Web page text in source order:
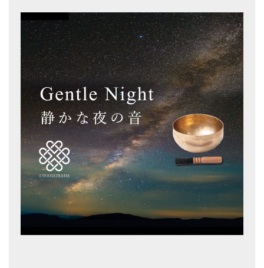
ヒーリング・マンダラポスター
ロゴステッカー・ポストカード各種
亡命チベット人尼僧のお守り・チャーム
チベット・マントラ・ヒーリングCD
ギフトラッピング
シンギングボウル講座
初級講座
倍音呼吸法レッスン